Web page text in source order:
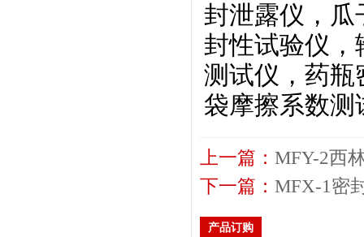
封泄露仪，瓜
封性试验仪，
测试仪，药瓶
袋摩擦系数测
上一篇： MFY-2西
下一篇： MFX-1密
产品订购